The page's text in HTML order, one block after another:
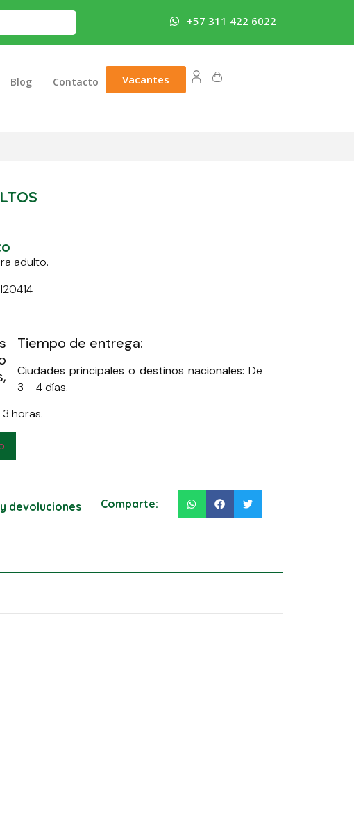
+57 311 422 6022
Blog Contacto Vacantes
adulto.
Tiempo de entrega:
Ciudades principales o destinos nacionales: De
3 – 4 días.
3 horas.
devoluciones Comparte: